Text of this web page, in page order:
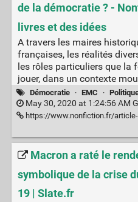
de la démocratie ? -
livres et des idées
A travers les maires
françaises, les réalités
les rôles particuliers que la
jouer, dans un contexte
Démocratie · EMC ·
May 30, 2020 at 1:24:56 AM
https://www.nonfiction.fr/article-10335-etre-maire-
Macron a raté le
symbolique de la crise
19 | Slate.fr